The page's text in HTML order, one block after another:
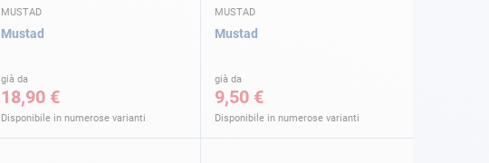
MUSTAD
Mustad
già da
18,90 €
Disponibile in numerose varianti
MUSTAD
Mustad
già da
9,50 €
Disponibile in numerose varianti